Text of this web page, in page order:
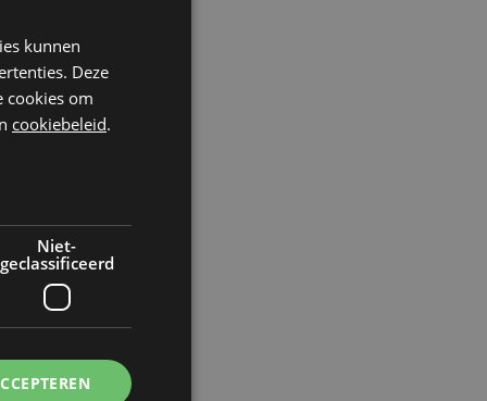
kunnen
Deze
cookies om
cookiebeleid.
Niet-
geclassificeerd